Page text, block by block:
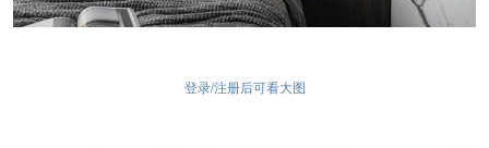
登录/注册后可看大图